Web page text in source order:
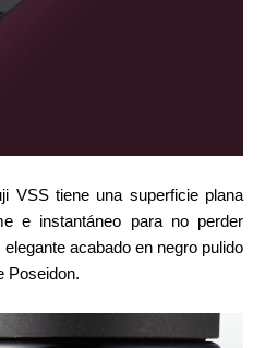
VSS tiene una superficie plana
e instantáneo para no perder
acabado en negro pulido
Poseidon.